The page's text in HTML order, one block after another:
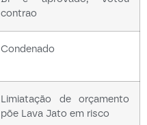
contrao
Condenado
Limiatação de orçamento
põe Lava Jato em risco